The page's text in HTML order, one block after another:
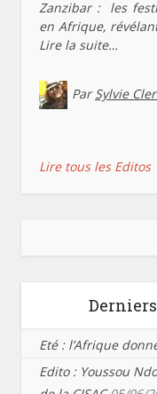
Zanzibar : les
en Afrique,
Lire la suite…
ParSylvie
Lire tous les Editos
Eté : l’Afrique
Edito : Youssou